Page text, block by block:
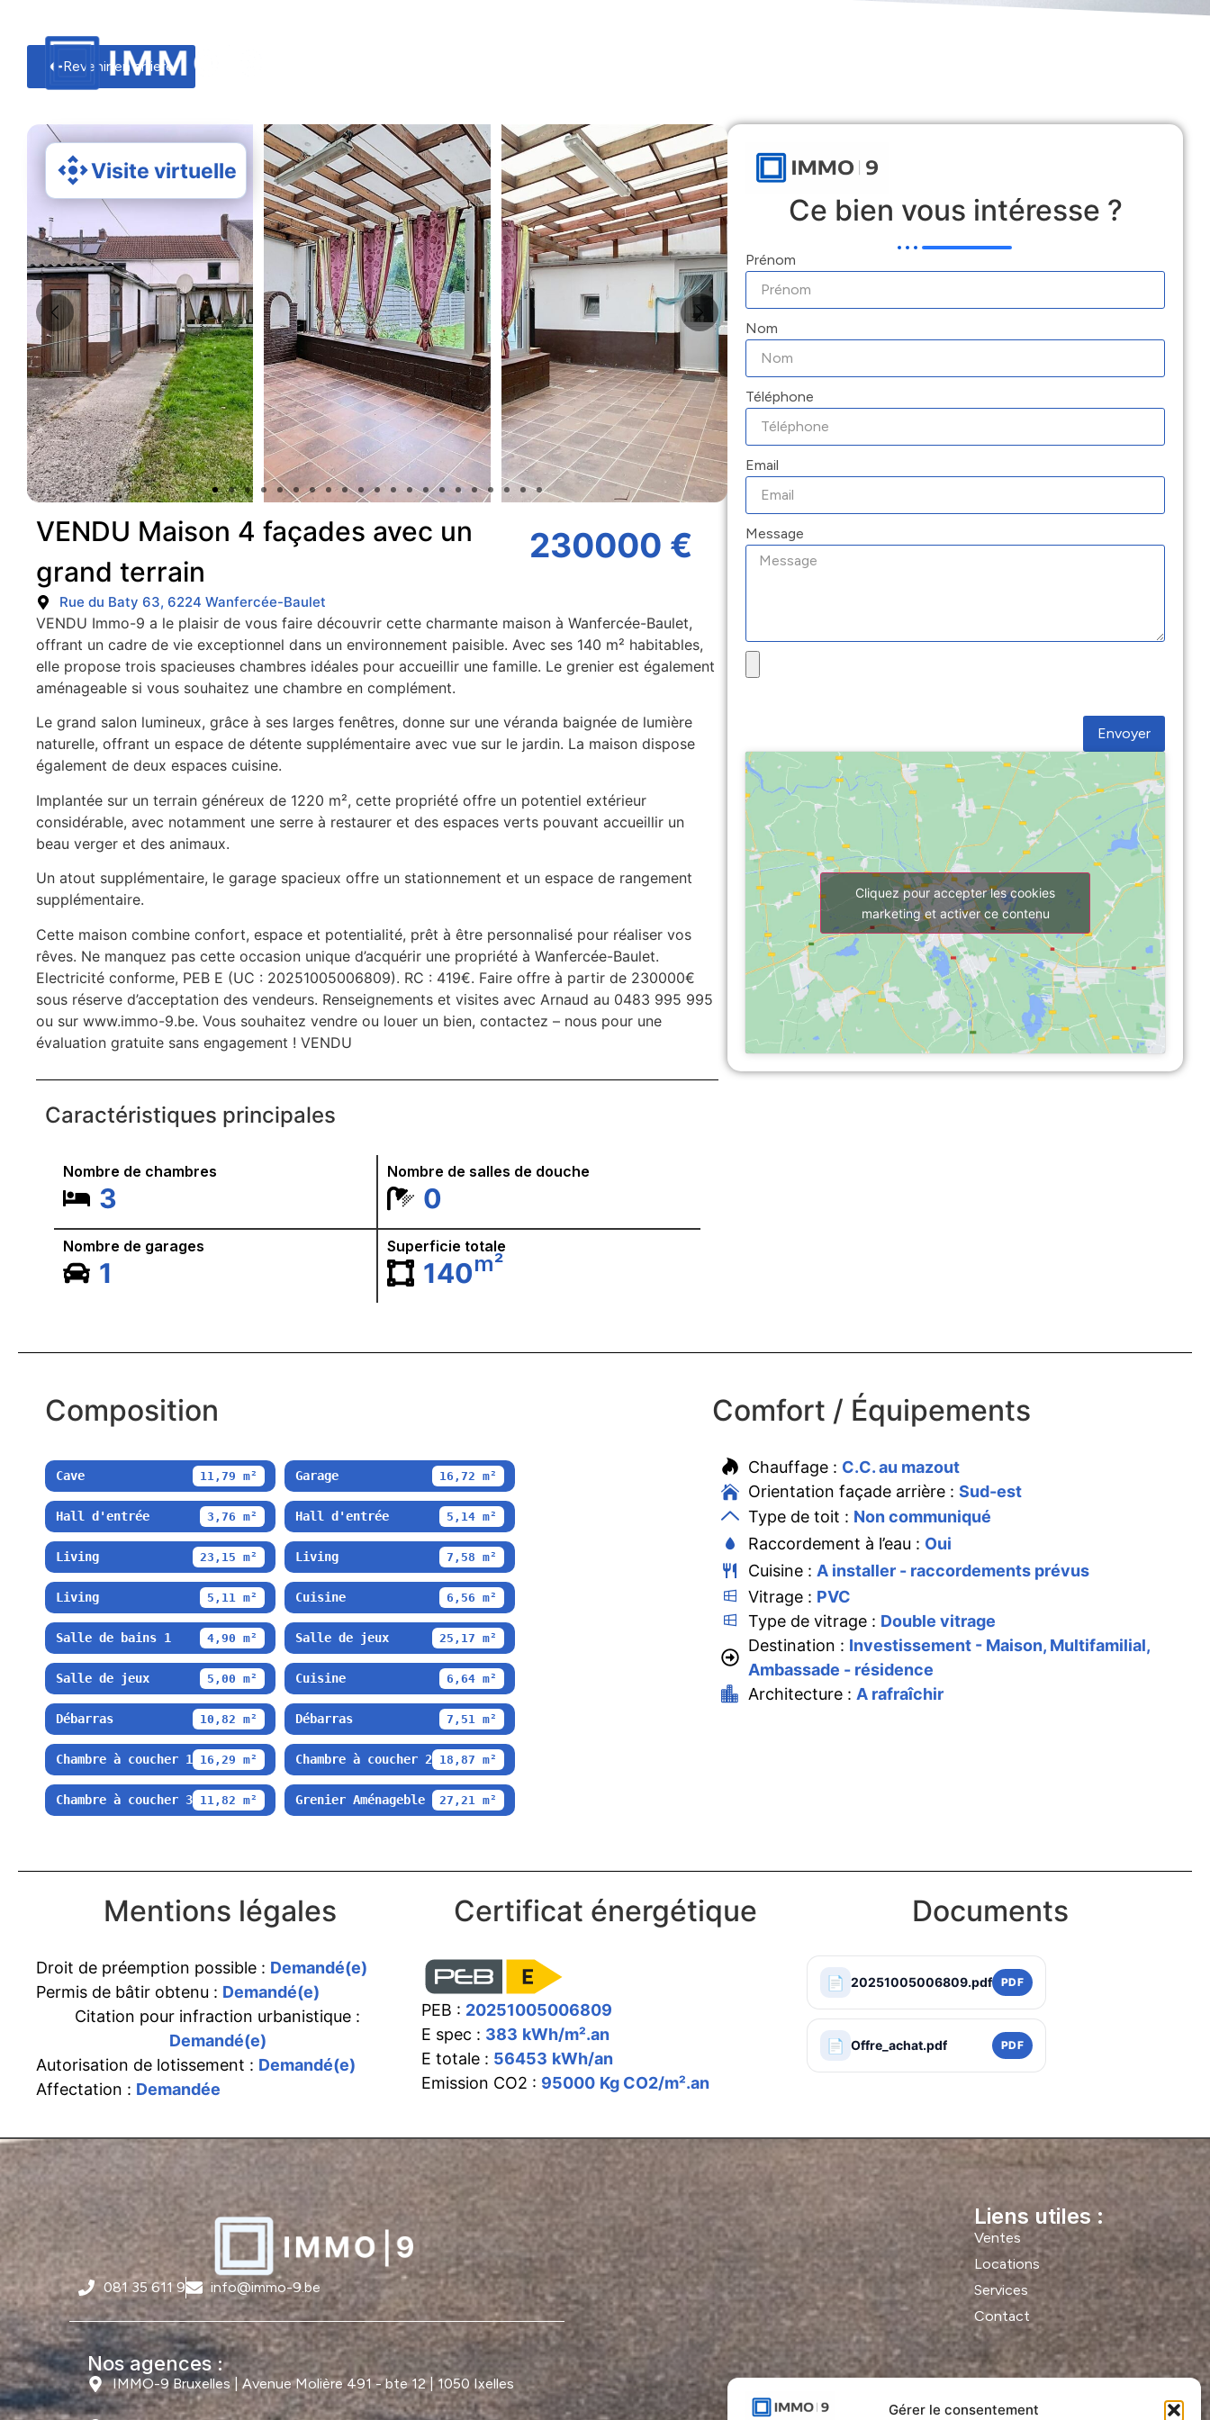
Gérer le consentement
Revenir en arriere
Visite virtuelle
VENDU Maison 4 façades avec un
grand terrain
Rue du Baty 63, 6224 Wanfercée-Baulet
230000 €
VENDU Immo-9 a le plaisir de vous faire découvrir cette charmante maison à Wanfercée-Baulet,
offrant un cadre de vie exceptionnel dans un environnement paisible. Avec ses 140 m² habitables,
elle propose trois spacieuses chambres idéales pour accueillir une famille. Le grenier est également
aménageable si vous souhaitez une chambre en complément.
Le grand salon lumineux, grâce à ses larges fenêtres, donne sur une véranda baignée de lumière
naturelle, offrant un espace de détente supplémentaire avec vue sur le jardin. La maison dispose
également de deux espaces cuisine.
Implantée sur un terrain généreux de 1220 m², cette propriété offre un potentiel extérieur
considérable, avec notamment une serre à restaurer et des espaces verts pouvant accueillir un
beau verger et des animaux.
Un atout supplémentaire, le garage spacieux offre un stationnement et un espace de rangement
supplémentaire.
Cette maison combine confort, espace et potentialité, prêt à être personnalisé pour réaliser vos
rêves. Ne manquez pas cette occasion unique d’acquérir une propriété à Wanfercée-Baulet.
Electricité conforme, PEB E (UC : 20251005006809). RC : 419€. Faire offre à partir de 230000€
sous réserve d’acceptation des vendeurs. Renseignements et visites avec Arnaud au 0483 995 995
ou sur www.immo-9.be. Vous souhaitez vendre ou louer un bien, contactez – nous pour une
évaluation gratuite sans engagement ! VENDU
Caractéristiques principales
Nombre de chambres
3
Nombre de salles de douche
0
Nombre de garages
1
Superficie totale
140m²
Ce bien vous intéresse ?
Prénom
Nom
Téléphone
Email
Message
Envoyer
Cliquez pour accepter les cookies
marketing et activer ce contenu
Composition
Cave 11,79 m² Garage 16,72 m²
Hall d'entrée 3,76 m² Hall d'entrée 5,14 m²
Living 23,15 m² Living 7,58 m²
Living 5,11 m² Cuisine 6,56 m²
Salle de bains 1 4,90 m² Salle de jeux 25,17 m²
Salle de jeux 5,00 m² Cuisine 6,64 m²
Débarras 10,82 m² Débarras 7,51 m²
Chambre à coucher 1 16,29 m² Chambre à coucher 2 18,87 m²
Chambre à coucher 3 11,82 m² Grenier Aménageble 27,21 m²
Comfort / Équipements
Chauffage : C.C. au mazout
Orientation façade arrière : Sud-est
Type de toit : Non communiqué
Raccordement à l’eau : Oui
Cuisine : A installer - raccordements prévus
Vitrage : PVC
Type de vitrage : Double vitrage
Destination : Investissement - Maison, Multifamilial,
Ambassade - résidence
Architecture : A rafraîchir
Mentions légales
Droit de préemption possible : Demandé(e)
Permis de bâtir obtenu : Demandé(e)
Citation pour infraction urbanistique :
Demandé(e)
Autorisation de lotissement : Demandé(e)
Affectation : Demandée
Certificat énergétique
PEB : 20251005006809
E spec : 383 kWh/m².an
E totale : 56453 kWh/an
Emission CO2 : 95000 Kg CO2/m².an
Documents
📄 20251005006809.pdf PDF
📄 Offre_achat.pdf PDF
081 35 611 9 info@immo-9.be
Nos agences :
IMMO-9 Bruxelles | Avenue Molière 491 - bte 12 | 1050 Ixelles
Liens utiles :
Ventes
Locations
Services
Contact